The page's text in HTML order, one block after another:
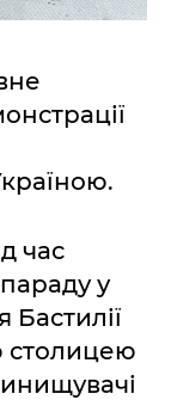
час
у
Бастилії
столицею